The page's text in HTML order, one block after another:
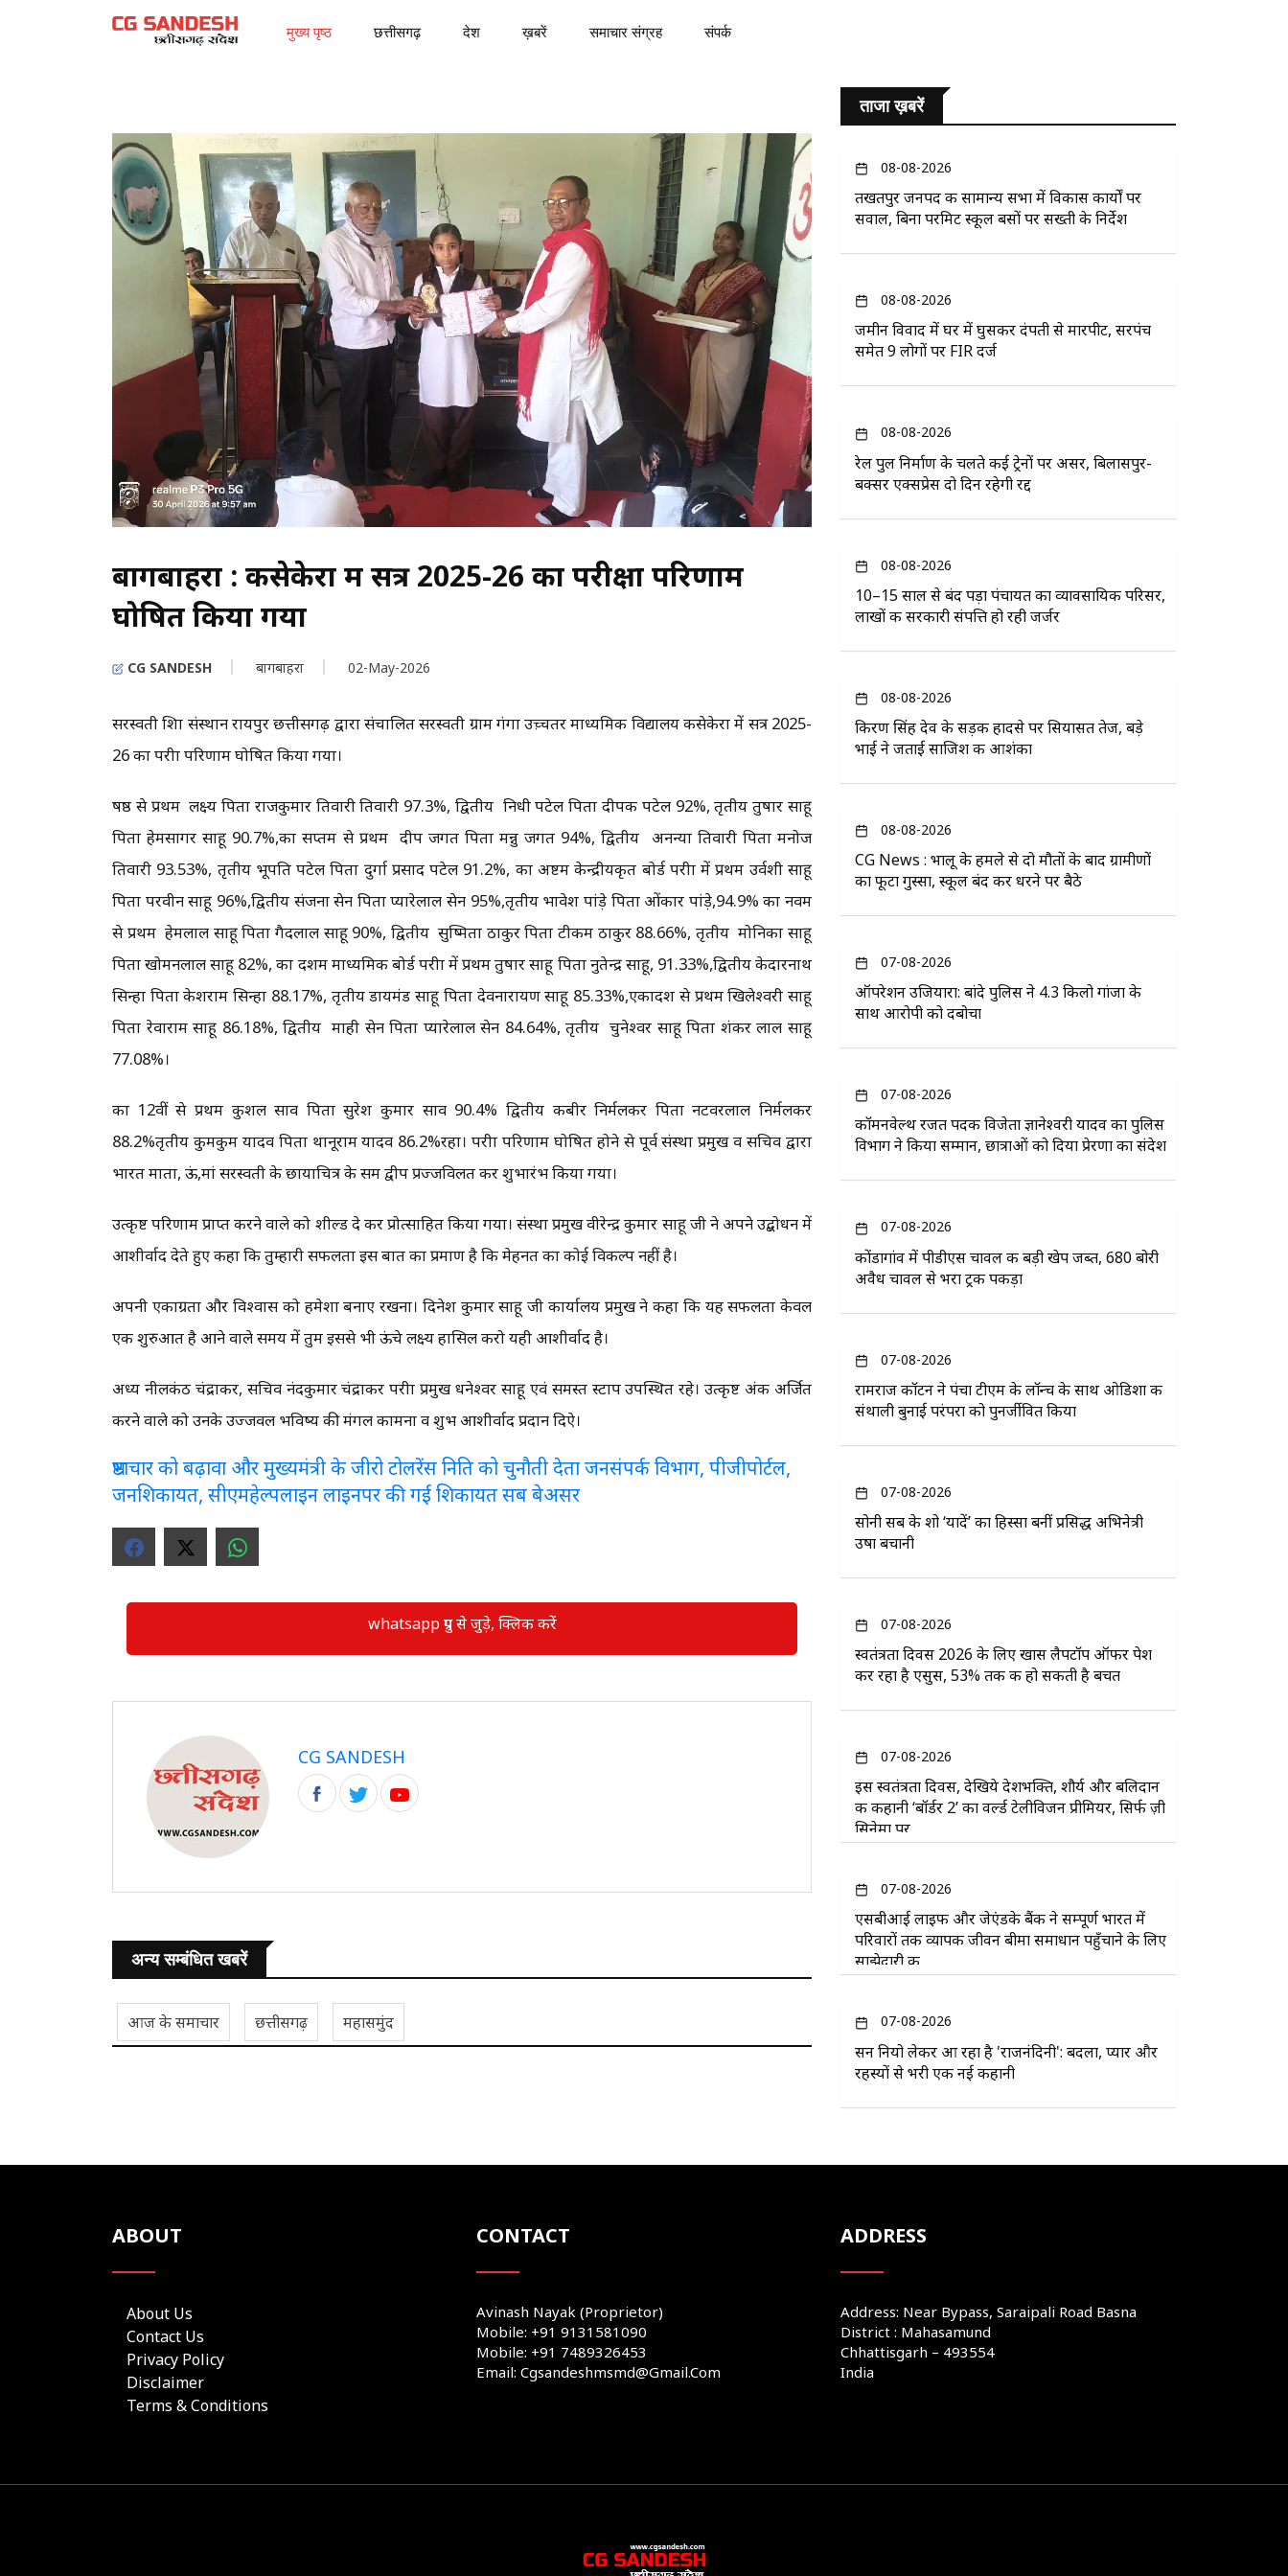
मुख्य पृष्ठ छत्तीसगढ़ देश ख़बरें समाचार संग्रह संपर्क
बागबाहरा : कसेकेरा में सत्र 2025-26 का परीक्षा परिणाम
घोषित किया गया
CG SANDESH बागबाहरा 02-May-2026
सरस्वती शिक्षा संस्थान रायपुर छत्तीसगढ़ द्वारा संचालित सरस्वती ग्राम गंगा उच़्चतर माध्यमिक विद्यालय कसेकेरा में सत्र 2025-
26 का परीक्षा परिणाम घोषित किया गया।
षष्ठ से प्रथम लक्ष्य पिता राजकुमार तिवारी तिवारी 97.3%, द्वितीय निधी पटेल पिता दीपक पटेल 92%, तृतीय तुषार साहू
पिता हेमसागर साहू 90.7%,कक्षा सप्तम से प्रथम दीप जगत पिता मन्नु जगत 94%, द्वितीय अनन्या तिवारी पिता मनोज
तिवारी 93.53%, तृतीय भूपति पटेल पिता दुर्गा प्रसाद पटेल 91.2%, कक्षा अष्टम केन्द्रीयकृत बोर्ड परीक्षा में प्रथम उर्वशी साहू
पिता परवीन साहू 96%,द्वितीय संजना सेन पिता प्यारेलाल सेन 95%,तृतीय भावेश पांड़े पिता ओंकार पांड़े,94.9% कक्षा नवम
से प्रथम हेमलाल साहू पिता गैदलाल साहू 90%, द्वितीय सुष्मिता ठाकुर पिता टीकम ठाकुर 88.66%, तृतीय मोनिका साहू
पिता खोमनलाल साहू 82%, कक्षा दशम माध्यमिक बोर्ड परीक्षा में प्रथम तुषार साहू पिता नुतेन्द्र साहू, 91.33%,द्वितीय केदारनाथ
सिन्हा पिता केशराम सिन्हा 88.17%, तृतीय डायमंड साहू पिता देवनारायण साहू 85.33%,एकादश से प्रथम खिलेश्वरी साहू
पिता रेवाराम साहू 86.18%, द्वितीय माही सेन पिता प्यारेलाल सेन 84.64%, तृतीय चुनेश्वर साहू पिता शंकर लाल साहू
77.08%।
कक्षा 12वीं से प्रथम कुशल साव पिता सुरेश कुमार साव 90.4% द्वितीय कबीर निर्मलकर पिता नटवरलाल निर्मलकर
88.2%तृतीय कुमकुम यादव पिता थानूराम यादव 86.2%रहा। परीक्षा परिणाम घोषित होने से पूर्व संस्था प्रमुख व सचिव द्वारा
भारत माता, ऊं,मां सरस्वती के छायाचित्र के समक्ष द्वीप प्रज्जविलत कर शुभारंभ किया गया।
उत्कृष्ट परिणाम प्राप्त करने वाले को शील्ड दे कर प्रोत्साहित किया गया। संस्था प्रमुख वीरेन्द्र कुमार साहू जी ने अपने उद्बोधन में
आशीर्वाद देते हुए कहा कि तुम्हारी सफलता इस बात का प्रमाण है कि मेहनत का कोई विकल्प नहीं है।
अपनी एकाग्रता और विश्वास को हमेशा बनाए रखना। दिनेश कुमार साहू जी कार्यालय प्रमुख ने कहा कि यह सफलता केवल
एक शुरुआत है आने वाले समय में तुम इससे भी ऊंचे लक्ष्य हासिल करो यही आशीर्वाद है।
अध्यक्ष नीलकंठ चंद्राकर, सचिव नंदकुमार चंद्राकर परीक्षा प्रमुख धनेश्वर साहू एवं समस्त स्टाप उपस्थित रहे। उत्कृष्ट अंक अर्जित
करने वाले को उनके उज्जवल भविष्य की मंगल कामना व शुभ आशीर्वाद प्रदान दिऐ।
भ्रष्टाचार को बढ़ावा और मुख्यमंत्री के जीरो टोलरेंस निति को चुनौती देता जनसंपर्क विभाग, पीजीपोर्टल,
जनशिकायत, सीएमहेल्पलाइन लाइनपर की गई शिकायत सब बेअसर
whatsapp ग्रुप से जुड़े, क्लिक करें
CG SANDESH
अन्य सम्बंधित खबरें
आज के समाचार छत्तीसगढ़ महासमुंद
ताजा ख़बरें
08-08-2026
तखतपुर जनपद की सामान्य सभा में विकास कार्यों पर
सवाल, बिना परमिट स्कूल बसों पर सख्ती के निर्देश
08-08-2026
जमीन विवाद में घर में घुसकर दंपती से मारपीट, सरपंच
समेत 9 लोगों पर FIR दर्ज
08-08-2026
रेल पुल निर्माण के चलते कई ट्रेनों पर असर, बिलासपुर-
बक्सर एक्सप्रेस दो दिन रहेगी रद्द
08-08-2026
10–15 साल से बंद पड़ा पंचायत का व्यावसायिक परिसर,
लाखों की सरकारी संपत्ति हो रही जर्जर
08-08-2026
किरण सिंह देव के सड़क हादसे पर सियासत तेज, बड़े
भाई ने जताई साजिश की आशंका
08-08-2026
CG News : भालू के हमले से दो मौतों के बाद ग्रामीणों
का फूटा गुस्सा, स्कूल बंद कर धरने पर बैठे
07-08-2026
ऑपरेशन उजियारा: बांदे पुलिस ने 4.3 किलो गांजा के
साथ आरोपी को दबोचा
07-08-2026
कॉमनवेल्थ रजत पदक विजेता ज्ञानेश्वरी यादव का पुलिस
विभाग ने किया सम्मान, छात्राओं को दिया प्रेरणा का संदेश
07-08-2026
कोंडागांव में पीडीएस चावल की बड़ी खेप जब्त, 680 बोरी
अवैध चावल से भरा ट्रक पकड़ा
07-08-2026
रामराज कॉटन ने पंचा टीएम के लॉन्च के साथ ओडिशा की
संथाली बुनाई परंपरा को पुनर्जीवित किया
07-08-2026
सोनी सब के शो ‘यादें’ का हिस्सा बनीं प्रसिद्ध अभिनेत्री
उषा बचानी
07-08-2026
स्वतंत्रता दिवस 2026 के लिए खास लैपटॉप ऑफर पेश
कर रहा है एसुस, 53% तक की हो सकती है बचत
07-08-2026
इस स्वतंत्रता दिवस, देखिये देशभक्ति, शौर्य और बलिदान
की कहानी ‘बॉर्डर 2’ का वर्ल्ड टेलीविजन प्रीमियर, सिर्फ ज़ी
सिनेमा पर
07-08-2026
एसबीआई लाइफ और जेएंडके बैंक ने सम्पूर्ण भारत में
परिवारों तक व्यापक जीवन बीमा समाधान पहुँचाने के लिए
साझेदारी की
07-08-2026
सन नियो लेकर आ रहा है 'राजनंदिनी': बदला, प्यार और
रहस्यों से भरी एक नई कहानी
ABOUT
About Us
Contact Us
Privacy Policy
Disclaimer
Terms & Conditions
CONTACT
Avinash Nayak (Proprietor)
Mobile: +91 9131581090
Mobile: +91 7489326453
Email: Cgsandeshmsmd@gmail.com
ADDRESS
Address: Near Bypass, Saraipali Road Basna
District : Mahasamund
Chhattisgarh – 493554
India